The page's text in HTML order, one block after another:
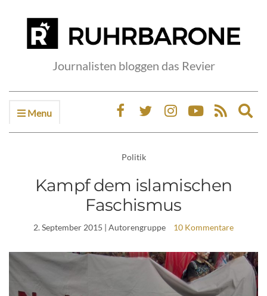
Journalisten bloggen das Revier
Menu
Politik
Kampf dem islamischen
Faschismus
2. September 2015 | Autorengruppe 10 Kommentare